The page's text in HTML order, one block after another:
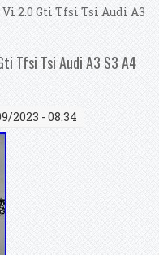
2.0 Gti Tfsi Tsi Audi A3
Tfsi Tsi Audi A3 S3 A4
2023 - 08:34